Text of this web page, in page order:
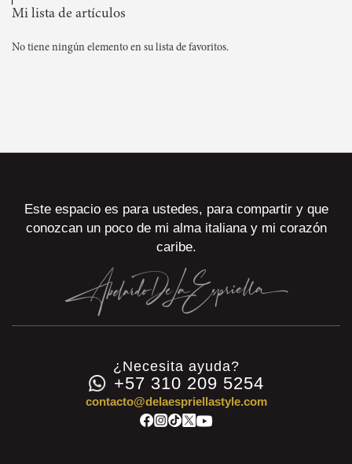
Mi lista de artículos
No tiene ningún elemento en su lista de favoritos.
Este espacio es para ustedes, para compartir y que
conozcan un poco de mi alma italiana y mi corazón
caribe.
¿Necesita ayuda?
+57 310 209 5254
contacto@delaespriellastyle.com